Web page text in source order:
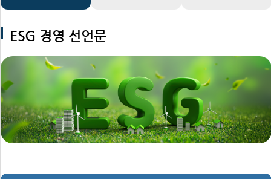
ESG 경영 선언문